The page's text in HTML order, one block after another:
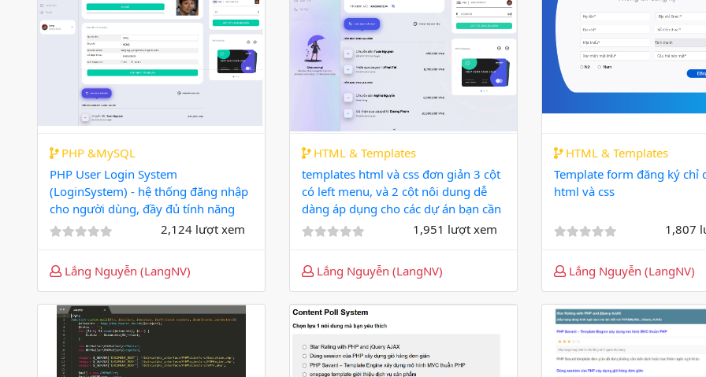
PHP &MySQL
PHP User Login System
(LoginSystem) - hệ thống đăng nhập
cho người dùng, đầy đủ tính năng
2,124 lượt xem
Lắng Nguyễn (LangNV)
HTML & Templates
templates html và css đơn giản 3 cột
có left menu, và 2 cột nôi dung dễ
dàng áp dụng cho các dự án bạn cần
1,951 lượt xem
Lắng Nguyễn (LangNV)
HTML & Templates
Template form đăng ký chỉ
html và css
1,807
Lắng Nguyễn (LangNV)